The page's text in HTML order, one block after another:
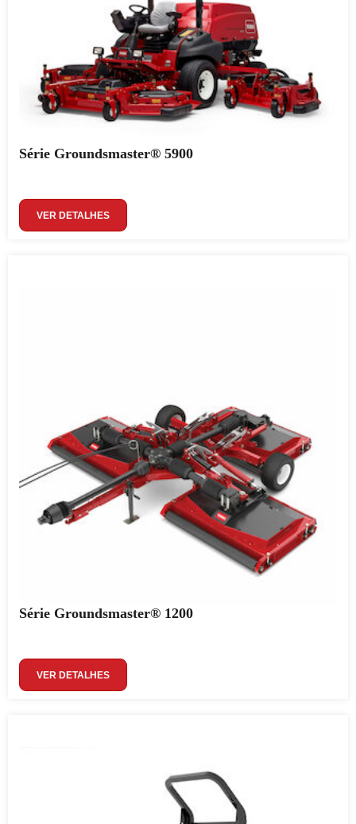
Série Groundsmaster® 5900
VER DETALHES
Série Groundsmaster® 1200
VER DETALHES